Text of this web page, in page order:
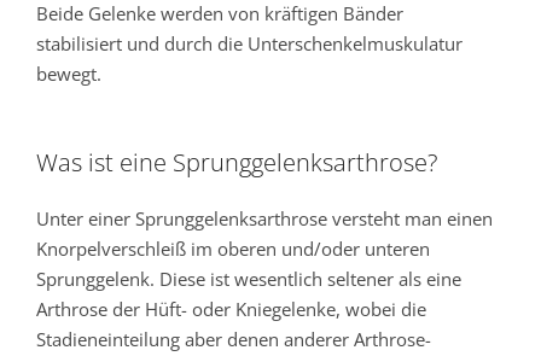
Beide Gelenke werden von kräftigen Bänder
stabilisiert und durch die Unterschenkelmuskulatur
bewegt.
Was ist eine Sprunggelenksarthrose?
Unter einer Sprunggelenksarthrose versteht man einen
Knorpelverschleiß im oberen und/oder unteren
Sprunggelenk. Diese ist wesentlich seltener als eine
Arthrose der Hüft- oder Kniegelenke, wobei die
Stadieneinteilung aber denen anderer Arthrose-